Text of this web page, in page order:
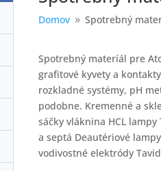
Domov 9 Spotrebný
Spotrebný materíál pre
grafitové kyvety a
rozkladné systémy, pH
podobne. Kremenné a
sáčky vláknina HCL
a septá Deautériové
vodivostné elektródy